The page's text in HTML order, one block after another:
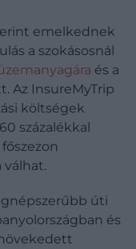
emelkednek
a szokásosnál
és a
Az InsureMyTrip
költségek
százalékkal
úti
és